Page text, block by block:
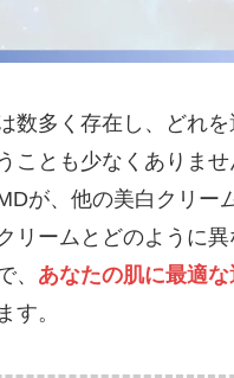
数多く存在し、どれ
ことも少なくありませ
が、他の美白クリー
リームとどのように
、 あなたの肌に最適
す。